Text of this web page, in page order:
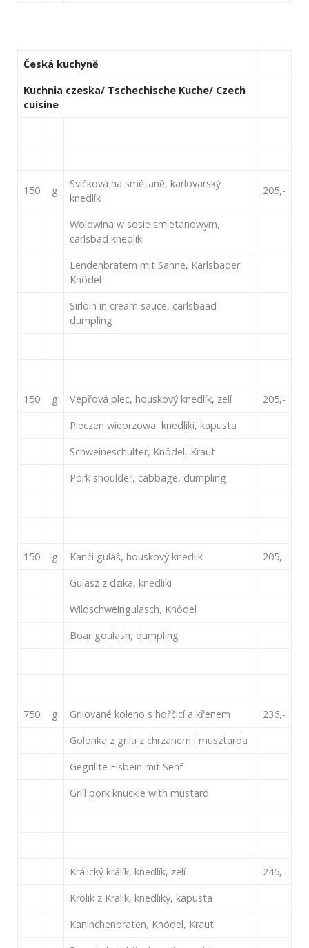
Česká kuchyně
Kuchnia czeska/ Tschechische Kuche/ Czech
cuisine
150 g
Svíčková na smětaně, karlovarský
knedlík
205,-
Wolowina w sosie smietanowym,
carlsbad knedliki
Lendenbratem mit Sahne, Karlsbader
Knödel
Sirloin in cream sauce, carlsbaad
dumpling
150 g Vepřová plec, houskový knedlík, zelí
205,-
Pieczen wieprzowa, knedliki, kapusta
Schweineschulter, Knödel, Kraut
Pork shoulder, cabbage, dumpling
150 g Kančí guláš, houskový knedlík
205,-
Gulasz z dzika, knedliki
Wildschweingulasch, Knődel
Boar goulash, dumpling
750 g Grilované koleno s hořčicí a křenem
236,-
Golonka z grila z chrzanem i musztarda
Gegrillte Eisbein mit Senf
Grill pork knuckle with mustard
Králický králík, knedlík, zelí
245,-
Królik z Kralik, knedliky, kapusta
Kaninchenbraten, Knödel, Kraut